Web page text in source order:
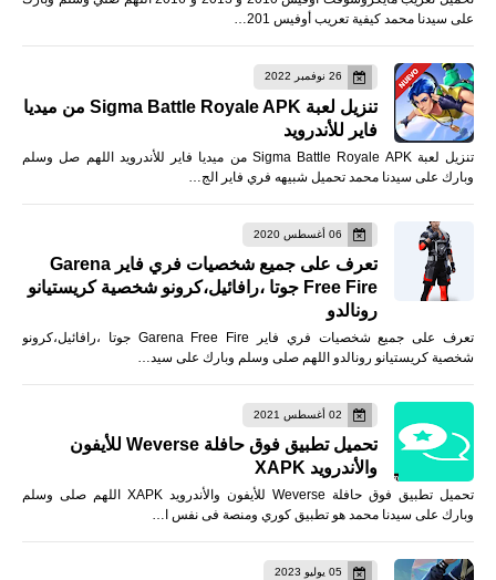
على سيدنا محمد كيفية تعريب أوفيس 201…
26 نوفمبر 2022
تنزيل لعبة Sigma Battle Royale APK من ميديا
فاير للأندرويد
تنزيل لعبة Sigma Battle Royale APK من ميديا فاير للأندرويد اللهم صل وسلم
وبارك على سيدنا محمد تحميل شبيهه فري فاير الج…
06 أغسطس 2020
تعرف على جميع شخصيات فري فاير Garena
Free Fire جوتا ،رافائيل،كرونو شخصية كريستيانو
رونالدو
تعرف على جميع شخصيات فري فاير Garena Free Fire جوتا ،رافائيل،كرونو
شخصية كريستيانو رونالدو اللهم صلى وسلم وبارك على سيد…
02 أغسطس 2021
تحميل تطبيق فوق حافلة Weverse للأيفون
والأندرويد XAPK
تحميل تطبيق فوق حافلة Weverse للأيفون والأندرويد XAPK اللهم صلى وسلم
وبارك على سيدنا محمد هو تطبيق كوري ومنصة فى نفس ا…
05 يوليو 2023